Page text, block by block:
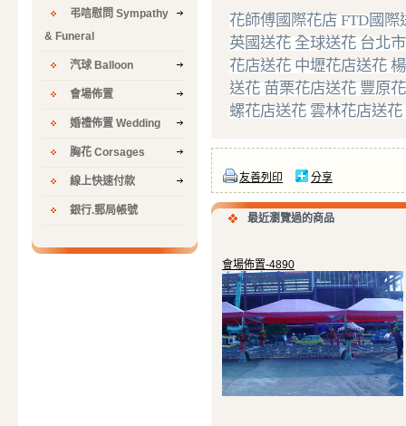
弔唁慰問 Sympathy
& Funeral
汽球 Balloon
會場佈置
婚禮佈置 Wedding
胸花 Corsages
線上快速付款
銀行.郵局帳號
花師傅國際花店 FTD國際
英國送花 全球送花 台北
花店送花 中壢花店送花
送花 苗栗花店送花 豐原
螺花店送花 雲林花店送花
友善列印 分享
最近瀏覽過的商品
會場佈置-4890